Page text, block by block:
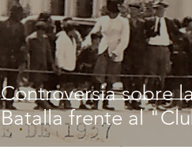
Controversia sobre
Batalla frente al